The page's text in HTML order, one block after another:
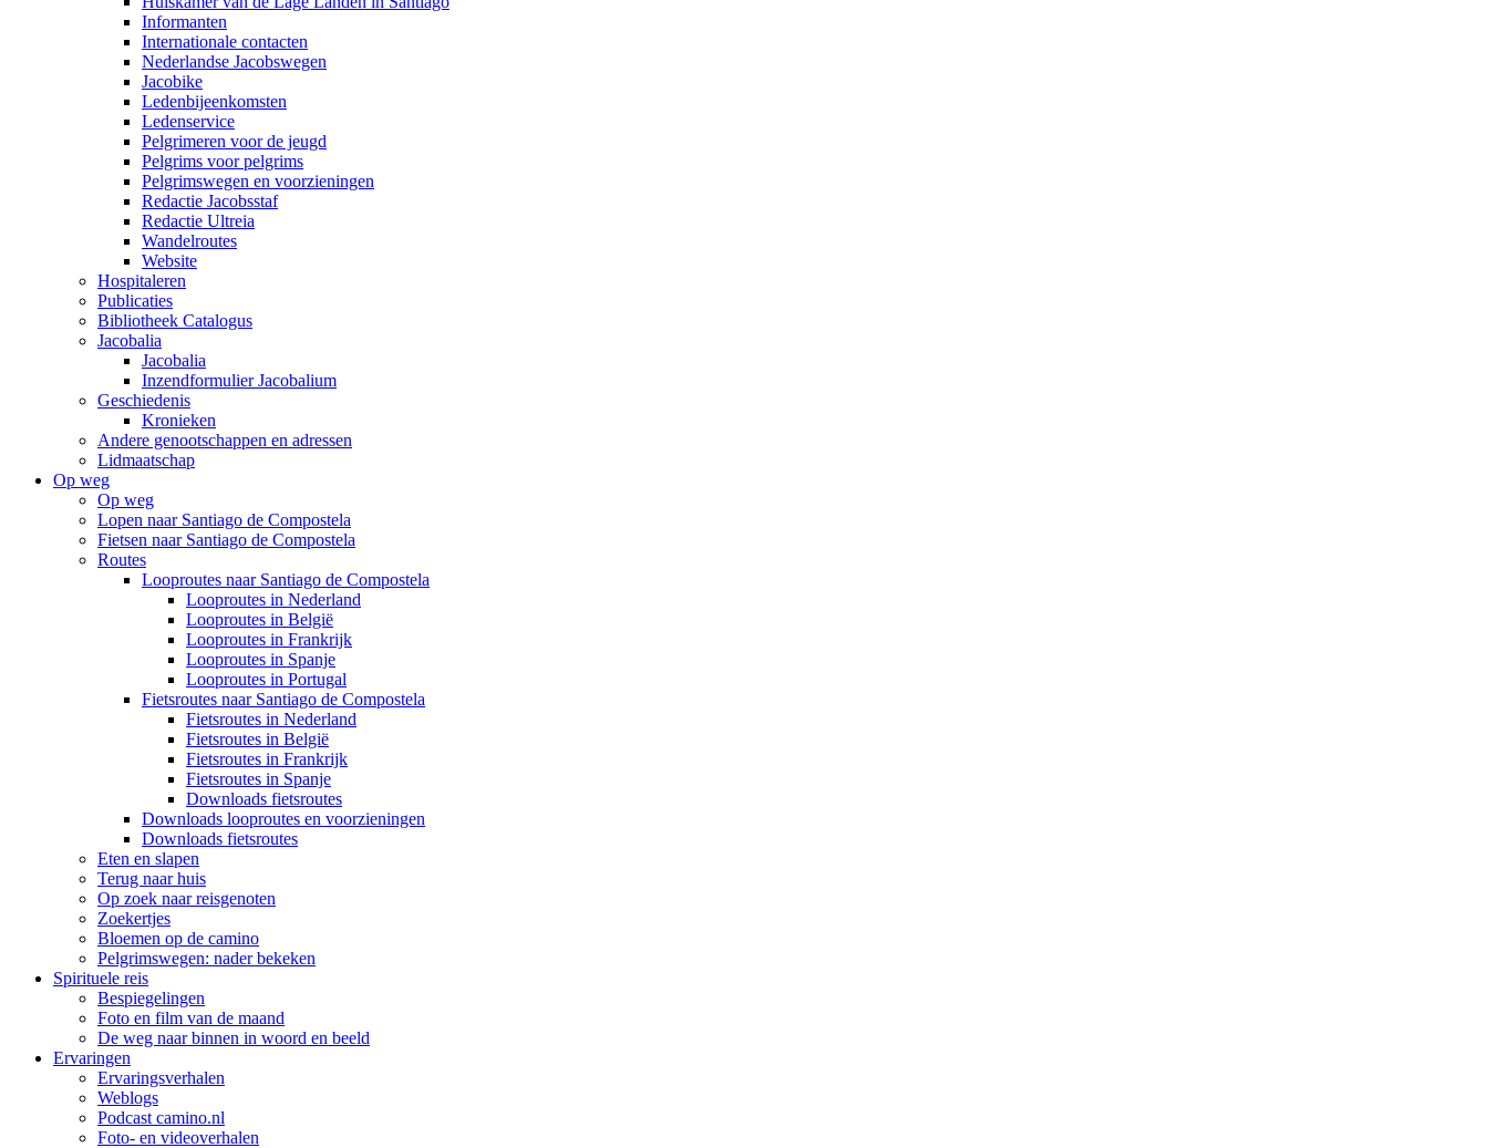
Informanten
Internationale contacten
Nederlandse Jacobswegen
Jacobike
Ledenbijeenkomsten
Ledenservice
Pelgrimeren voor de jeugd
Pelgrims voor pelgrims
Pelgrimswegen en voorzieningen
Redactie Jacobsstaf
Redactie Ultreia
Wandelroutes
Website
Hospitaleren
Publicaties
Bibliotheek Catalogus
Jacobalia
Jacobalia
Inzendformulier Jacobalium
Geschiedenis
Kronieken
Andere genootschappen en adressen
Lidmaatschap
Op weg
Op weg
Lopen naar Santiago de Compostela
Fietsen naar Santiago de Compostela
Routes
Looproutes naar Santiago de Compostela
Looproutes in Nederland
Looproutes in België
Looproutes in Frankrijk
Looproutes in Spanje
Looproutes in Portugal
Fietsroutes naar Santiago de Compostela
Fietsroutes in Nederland
Fietsroutes in België
Fietsroutes in Frankrijk
Fietsroutes in Spanje
Downloads fietsroutes
Downloads looproutes en voorzieningen
Downloads fietsroutes
Eten en slapen
Terug naar huis
Op zoek naar reisgenoten
Zoekertjes
Bloemen op de camino
Pelgrimswegen: nader bekeken
Spirituele reis
Bespiegelingen
Foto en film van de maand
De weg naar binnen in woord en beeld
Ervaringen
Ervaringsverhalen
Weblogs
Podcast camino.nl
Foto- en videoverhalen